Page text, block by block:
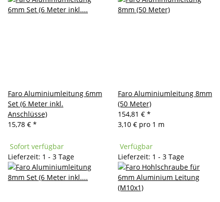
Faro Aluminiumleitung 6mm
Set (6 Meter inkl.
Anschlüsse)
15,78 € *
Sofort verfügbar
Lieferzeit: 1 - 3 Tage
Faro Aluminiumleitung 8mm
(50 Meter)
154,81 € *
3,10 € pro 1 m
Verfügbar
Lieferzeit: 1 - 3 Tage